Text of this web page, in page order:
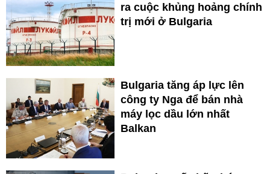
ra cuộc khủng hoảng chính
trị mới ở Bulgaria
Bulgaria tăng áp lực lên
công ty Nga để bán nhà
máy lọc dầu lớn nhất
Balkan